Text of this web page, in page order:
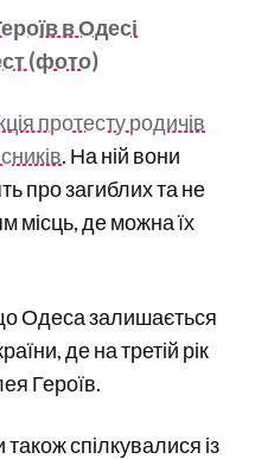
в Одесі
(фото)
протесту родичів
. На ній вони
про загиблих та не
місць, де можна їх
Одеса залишається
де на третій рік
Героїв.
також спілкувалися із